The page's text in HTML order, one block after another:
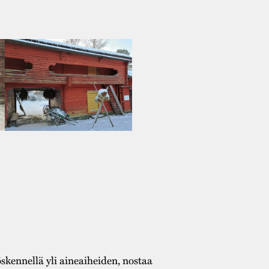
kuulette entisaikojen
pääsee myös leikkimään,
yli aineaiheiden, nostaa